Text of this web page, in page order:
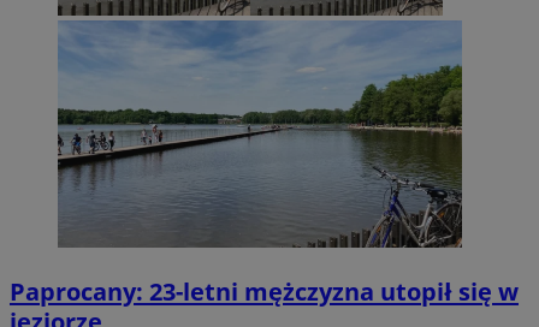
Paprocany: 23-letni mężczyzna utopił się w